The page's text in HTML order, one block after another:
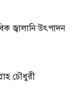
জ্বালানি উৎপাদন
চৌধুরী